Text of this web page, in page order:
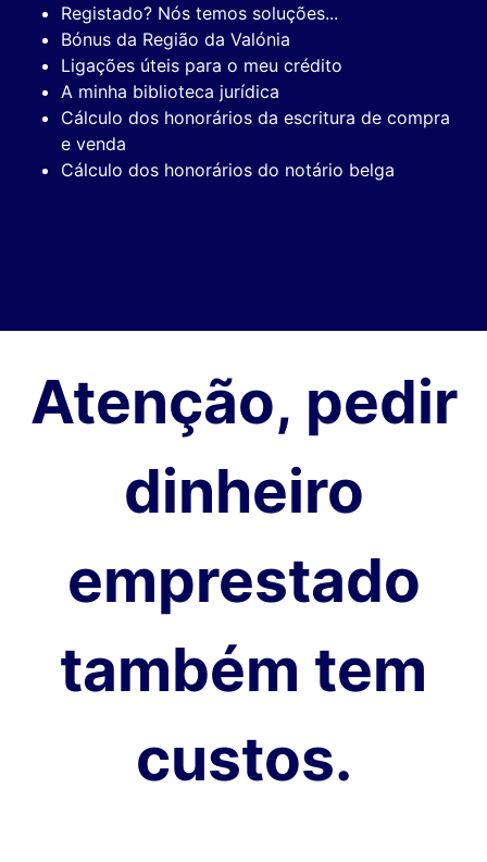
Registado? Nós temos soluções...
Bónus da Região da Valónia
Ligações úteis para o meu crédito
A minha biblioteca jurídica
Cálculo dos honorários da escritura de compra
e venda
Cálculo dos honorários do notário belga
Atenção, pedir
dinheiro
emprestado
também tem
custos.